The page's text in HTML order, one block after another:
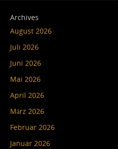
Archives
August 2026
Juli 2026
Juni 2026
Mai 2026
April 2026
März 2026
Februar 2026
Januar 2026